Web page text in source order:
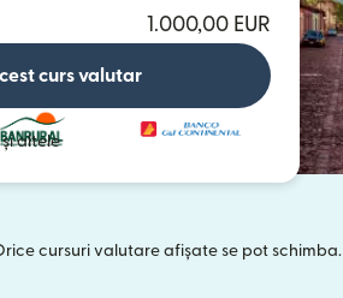
1.000,00 EUR
curs valutar
și altele
cursuri valutare afișate se pot schimba.
nouă)